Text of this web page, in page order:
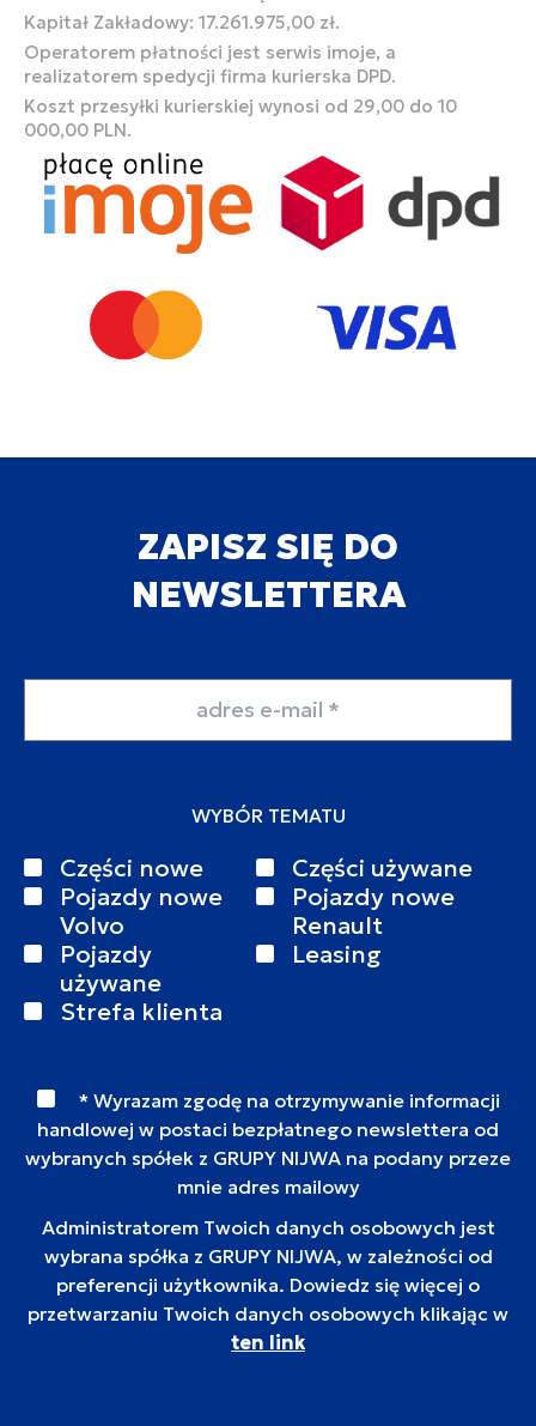
Kapitał Zakładowy: 17.261.975,00 zł.
Operatorem płatności jest serwis imoje, a
realizatorem spedycji firma kurierska DPD.
Koszt przesyłki kurierskiej wynosi od 29,00 do 10
000,00 PLN.
ZAPISZ SIĘ DO
NEWSLETTERA
WYBÓR TEMATU
Części nowe
Części używane
Pojazdy nowe
Volvo
Pojazdy nowe
Renault
Pojazdy
używane
Leasing
Strefa klienta
* Wyrazam zgodę na otrzymywanie informacji
handlowej w postaci bezpłatnego newslettera od
wybranych spółek z GRUPY NIJWA na podany przeze
mnie adres mailowy
Administratorem Twoich danych osobowych jest
wybrana spółka z GRUPY NIJWA, w zależności od
preferencji użytkownika. Dowiedz się więcej o
przetwarzaniu Twoich danych osobowych klikając w
ten link